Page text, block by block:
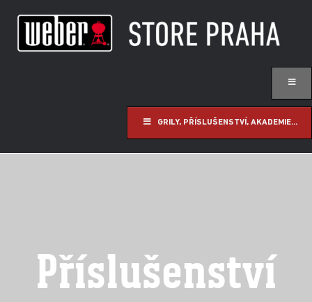
GRILY, PŘÍSLUŠENSTVÍ, AKADEMIE...
Příslušenství